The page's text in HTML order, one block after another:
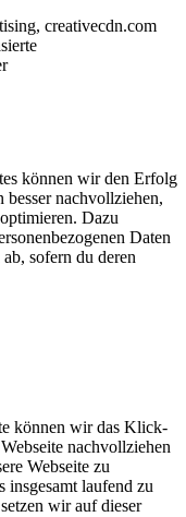
creativecdn.com
können wir den Erfolg
besser nachvollziehen,
Dazu
Daten
sofern du deren
können wir das Klick-
nachvollziehen
Webseite zu
insgesamt laufend zu
wir auf dieser